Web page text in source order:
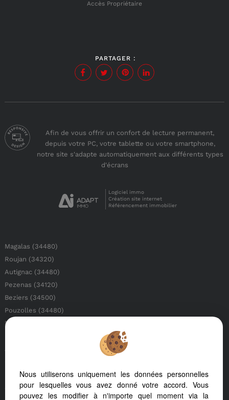
Accès Propriétaire
PARTAGER :
Afin de vous offrir un confort de lecture permanent,
depuis votre PC, votre tablette ou votre smartphone,
notre site s'adapte automatiquement aux différents types
d'écrans
Logiciel immo
Création site internet
Référencement immobilier
Magalas (34480)
Roujan (34320)
Autignac (34480)
Pezenas (34120)
Beziers (34500)
Pouzolles (34480)
Nezignan L'eveque (34120)
Le Cap D'agde (34300)
Saint Genies De Fontedit (34480)
Nous utiliserons uniquement les données personnelles
pour lesquelles vous avez donné votre accord. Vous
pouvez les modifier à n'importe quel moment via la